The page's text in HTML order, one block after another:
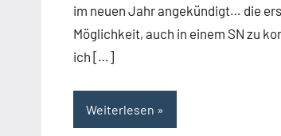
im neuen Jahr angekündigt… die
Möglichkeit, auch in einem SN zu
ich […]
Weiterlesen